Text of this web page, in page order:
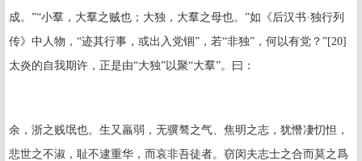
成。”“小羣，大羣之贼也；大独，大羣之母也。”如《后汉书·独行列
传》中人物，“迹其行事，或出入党锢”，若“非独”，何以有党？”[20]
太炎的自我期许，正是由“大独”以聚“大羣”。曰：
余，浙之贱氓也。生又羸弱，无骥骜之气、焦明之志，犹憯凄忉怛，
悲世之不淑，耻不逮重华，而哀非吾徒者。窃闵夫志士之合而莫之爲